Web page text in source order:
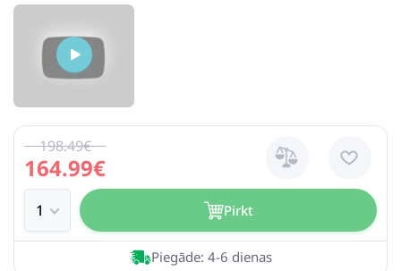
164.99€
198.49€
Pirkt
Piegāde: 4-6 dienas